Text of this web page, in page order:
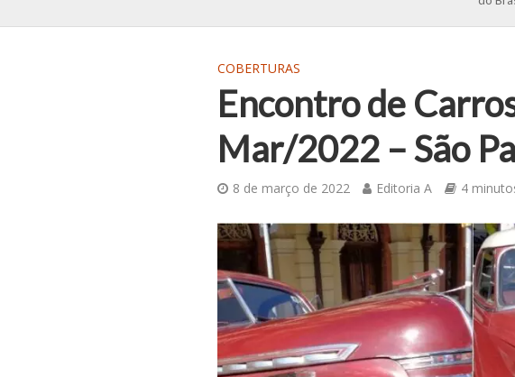
COBERTURAS
Encontro de
Mar/2022 – São
8 de março de 2022 Editoria A 4